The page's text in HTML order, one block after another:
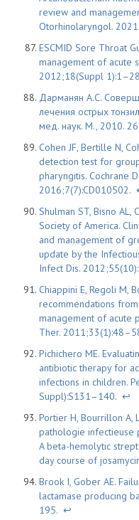
review and
Otorhinolaryngol.
ESCMID Sore Throat
management of acute
2012;18(Suppl
Дарманян А.С.
лечения острых
мед. наук. М., 2010. 26
Cohen JF, Bertille N,
detection test for
pharyngitis. Cochrane
2016;7(7):CD010502.
Shulman ST, Bisno AL,
Society of America.
and management of
update by the
Infect Dis.
Chiappini E, Regoli M,
recommendations
management of acute
Ther.
Pichichero ME.
antibiotic therapy for
infections in children.
Suppl):S131–140. ↩
Portier H, Bourrillon A,
pathologie infectieuse
A beta-hemolytic
day course of
Brook I, Gober AE.
lactamase producing
195. ↩